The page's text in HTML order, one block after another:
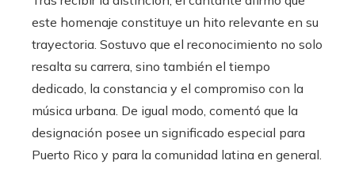
este homenaje constituye un hito relevante en su
trayectoria. Sostuvo que el reconocimiento no solo
resalta su carrera, sino también el tiempo
dedicado, la constancia y el compromiso con la
música urbana. De igual modo, comentó que la
designación posee un significado especial para
Puerto Rico y para la comunidad latina en general.